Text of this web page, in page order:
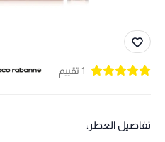
1 تقييم
تفاصيل العطر: